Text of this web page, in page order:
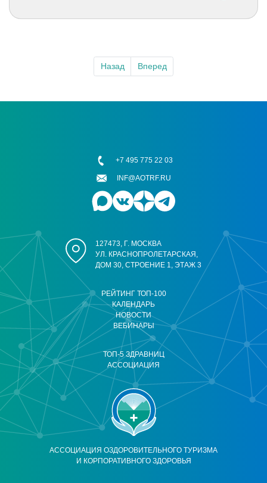
Назад Вперед
АССОЦИАЦИЯ ОЗДОРОВИТЕЛЬНОГО ТУРИЗМА
И КОРПОРАТИВНОГО ЗДОРОВЬЯ
РЕЙТИНГ ТОП-100
КАЛЕНДАРЬ
НОВОСТИ
ВЕБИНАРЫ
ТОП-5 ЗДРАВНИЦ
АССОЦИАЦИЯ
127473, Г. МОСКВА
УЛ. КРАСНОПРОЛЕТАРСКАЯ,
ДОМ 30, СТРОЕНИЕ 1, ЭТАЖ 3
+7 495 775 22 03
INF@AOTRF.RU